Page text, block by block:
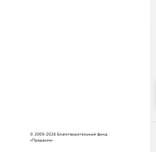
© 2005-2026 Благотворительный фонд
«Предание»